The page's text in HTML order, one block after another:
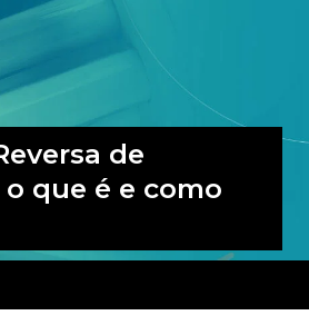
de
que é e como